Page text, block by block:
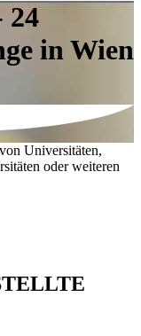
24
in Wien
Universitäten,
oder weiteren